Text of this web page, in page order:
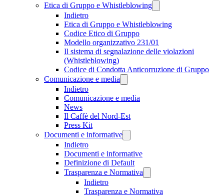
Etica di Gruppo e Whistleblowing
Indietro
Etica di Gruppo e Whistleblowing
Codice Etico di Gruppo
Modello organizzativo 231/01
Il sistema di segnalazione delle violazioni
(Whistleblowing)
Codice di Condotta Anticorruzione di Gruppo
Comunicazione e media
Indietro
Comunicazione e media
News
Il Caffè del Nord-Est
Press Kit
Documenti e informative
Indietro
Documenti e informative
Definizione di Default
Trasparenza e Normativa
Indietro
Trasparenza e Normativa